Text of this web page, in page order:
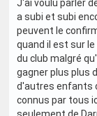
J'ai voulu parler
a subi et subi
peuvent le
quand il est sur
du club malgré
gagner plus plus
d'autres enfants
connus par tous
seulement de